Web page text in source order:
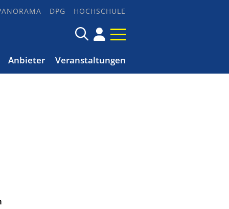
DPG HOCHSCHULE
Anbieter Veranstaltungen